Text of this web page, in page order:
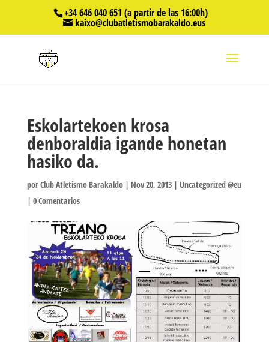
+34 646 040 651 (a partir de las 16:00h)
kaixo@clubatletismobarakaldo.eus
Eskolartekoen krosa
denboraldia igande honetan
hasiko da.
porClub Atletismo Barakaldo| Nov 20, 2013| Uncategorized @eu
| 0 Comentarios